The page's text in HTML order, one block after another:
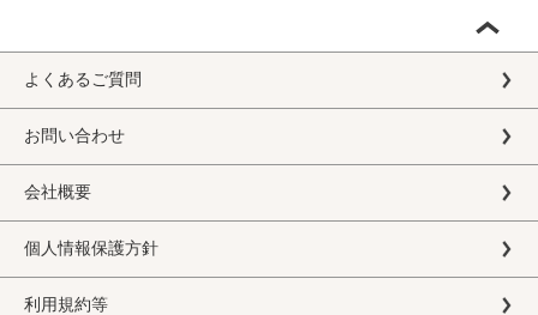
よくあるご質問
お問い合わせ
会社概要
個人情報保護方針
利用規約等